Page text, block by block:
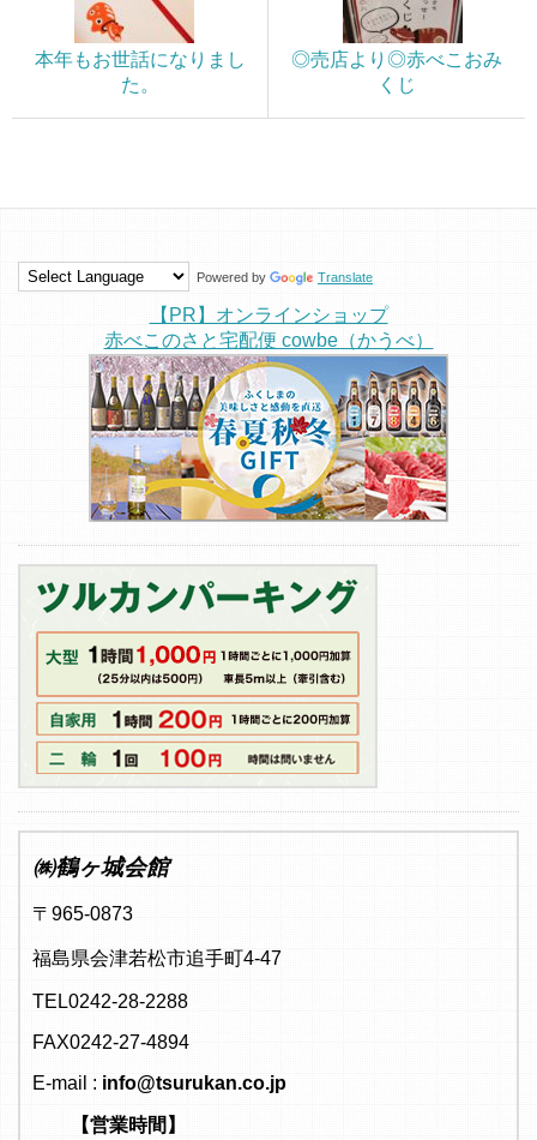
本年もお世話になりまし
た。
◎売店より◎赤べこおみ
くじ
Powered by Translate
【PR】オンラインショップ
赤べこのさと宅配便 cowbe（かうべ）
㈱鶴ヶ城会館
〒965-0873
福島県会津若松市追手町4-47
TEL0242-28-2288
FAX0242-27-4894
E-mail : info@tsurukan.co.jp
【営業時間】